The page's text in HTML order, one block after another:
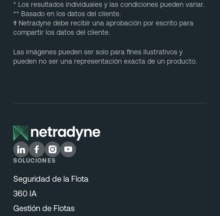
* Los resultados individuales y las condiciones pueden variar.
** Basado en los datos del cliente.
†Netradyne debe recibir una aprobación por escrito para
compartir los datos del cliente.
Las imágenes pueden ser solo para fines ilustrativos y
pueden no ser una representación exacta de un producto.
SOLUCIONES
Seguridad de la Flota
360 IA
Gestión de Flotas